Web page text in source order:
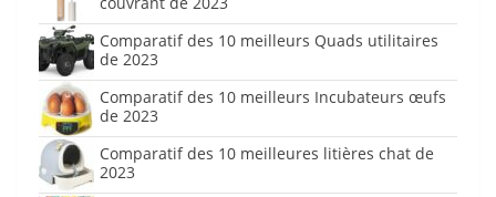
Comparatif des 10 meilleurs Quads utilitaires
de 2023
Comparatif des 10 meilleurs Incubateurs œufs
de 2023
Comparatif des 10 meilleures litières chat de
2023